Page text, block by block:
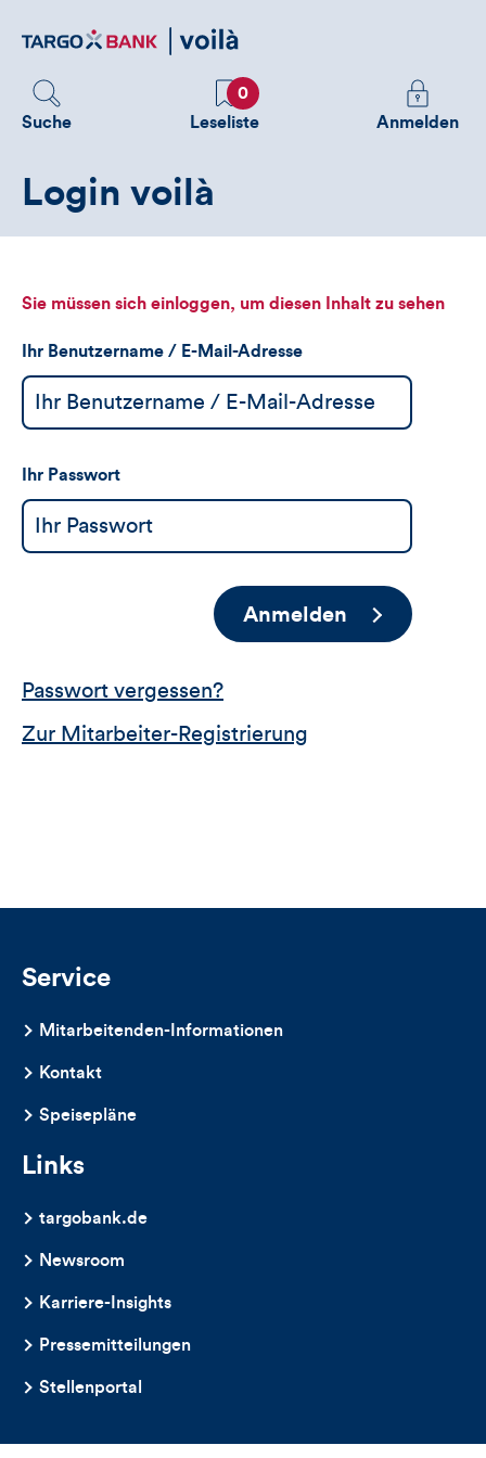
zum
Suche
Favoriten
0
Leseliste
Melden
Sie
sehen
Anmelden
Login voilà
Sie müssen sich einloggen, um diesen Inhalt zu sehen
Ihr Benutzername / E-Mail-Adresse
Ihr Passwort
Anmelden
Passwort vergessen?
Zur Mitarbeiter-Registrierung
Service
Mitarbeitenden-Informationen
Kontakt
Speisepläne
Links
targobank.de
Newsroom
Karriere-Insights
Pressemitteilungen
Stellenportal